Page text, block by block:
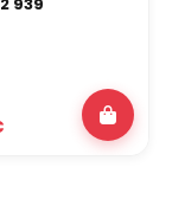
939